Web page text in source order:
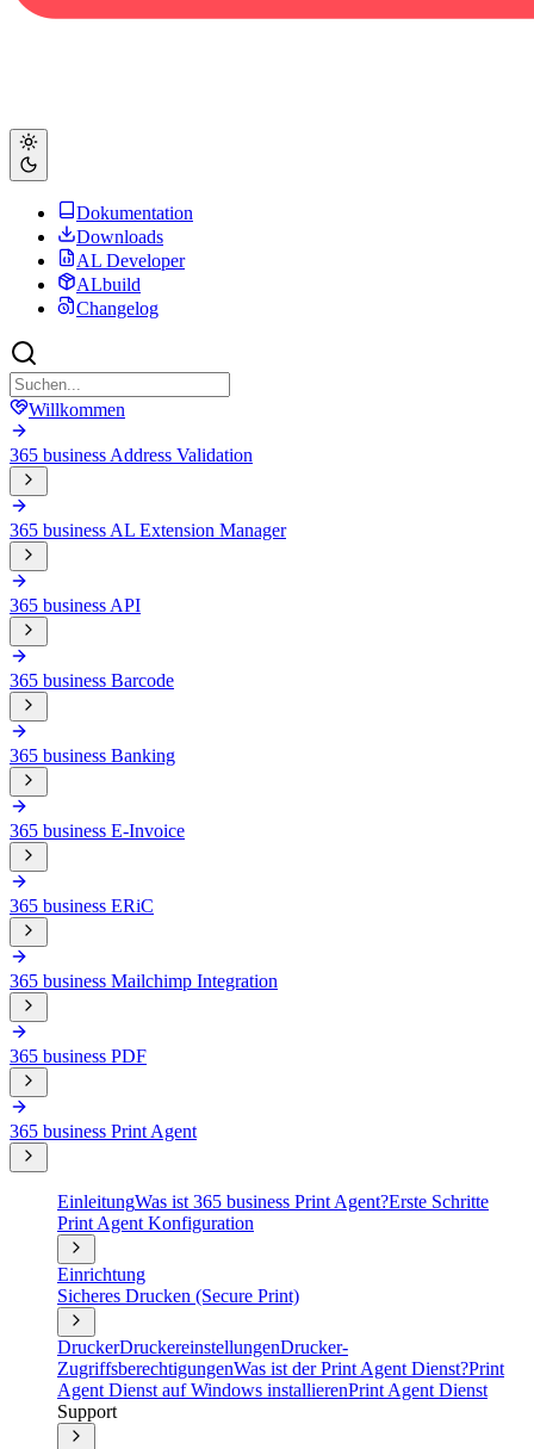
Dokumentation
Downloads
AL Developer
ALbuild
Changelog
Willkommen
365 business Address Validation
365 business AL Extension Manager
365 business API
365 business Barcode
365 business Banking
365 business E-Invoice
365 business ERiC
365 business Mailchimp Integration
365 business PDF
365 business Print Agent
EinleitungWas ist 365 business Print Agent?Erste Schritte
Print Agent Konfiguration
Einrichtung
Sicheres Drucken (Secure Print)
DruckerDruckereinstellungenDrucker-
ZugriffsberechtigungenWas ist der Print Agent Dienst?Print
Agent Dienst auf Windows installierenPrint Agent Dienst
Support